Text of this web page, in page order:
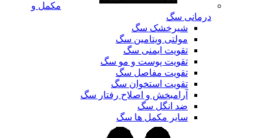
مکمل و
درمانی سگ
شیرخشک سگ
مولتی ویتامین سگ
تقویت ایمنی سگ
تقویت پوست و مو سگ
تقویت مفاصل سگ
تقویت استخوان سگ
آرامبخش و اصلاح رفتار سگ
ضد انگل سگ
سایر مکمل ها سگ